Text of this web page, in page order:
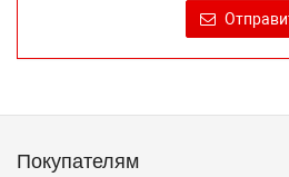
Требование предоставлять
достоверную информацию о
«О защите прав потребителей».
Покупателям